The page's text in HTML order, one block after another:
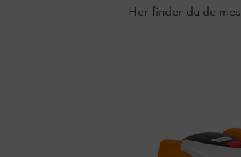
Her finder du de